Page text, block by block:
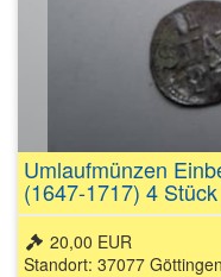
Umlaufmünzen
(1647-1717) 4 Stück
20,00 EUR
Standort: 37077 Göttingen